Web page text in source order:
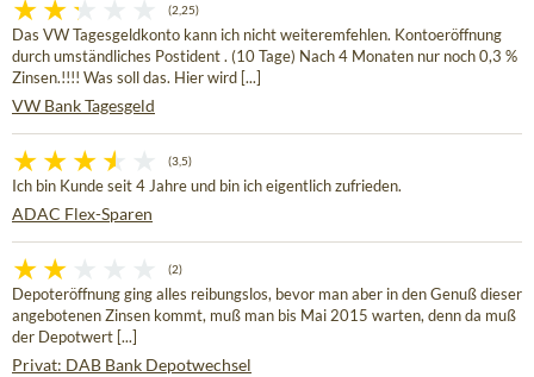
(2,25)
Das VW Tagesgeldkonto kann ich nicht weiteremfehlen. Kontoeröffnung
durch umständliches Postident . (10 Tage) Nach 4 Monaten nur noch 0,3 %
Zinsen.!!!! Was soll das. Hier wird [...]
VW Bank Tagesgeld
(3,5)
Ich bin Kunde seit 4 Jahre und bin ich eigentlich zufrieden.
ADAC Flex-Sparen
(2)
Depoteröffnung ging alles reibungslos, bevor man aber in den Genuß dieser
angebotenen Zinsen kommt, muß man bis Mai 2015 warten, denn da muß
der Depotwert [...]
Privat: DAB Bank Depotwechsel